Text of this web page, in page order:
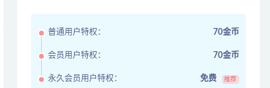
普通用户特权： 70金币
会员用户特权： 70金币
永久会员用户特权： 免费 推荐